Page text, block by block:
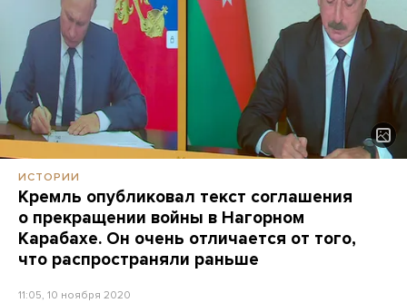
ИСТОРИИ
Кремль опубликовал текст соглашения
о прекращении войны в Нагорном
Карабахе. Он очень отличается от того,
что распространяли раньше
11:05, 10 ноября 2020